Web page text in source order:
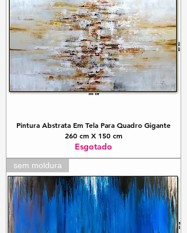
Pintura Abstrata Em Tela Para Quadro Gigante
260 cm X 150 cm
Esgotado
sem moldura